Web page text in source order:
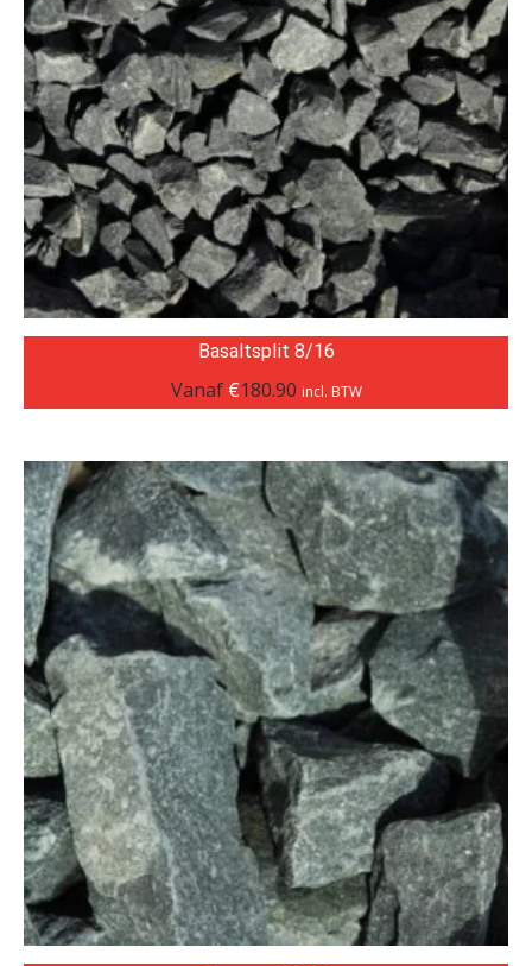
Basaltsplit 8/16
Vanaf €180.90 incl. BTW